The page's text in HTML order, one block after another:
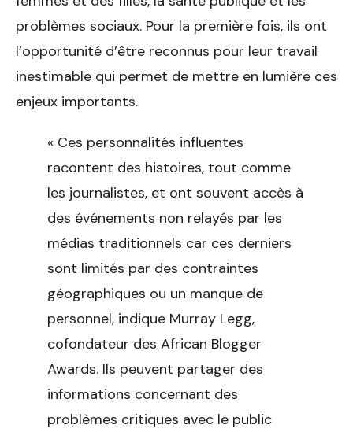
problèmes sociaux. Pour la première fois, ils ont
l’opportunité d’être reconnus pour leur travail
inestimable qui permet de mettre en lumière ces
enjeux importants.
« Ces personnalités influentes
racontent des histoires, tout comme
les journalistes, et ont souvent accès à
des événements non relayés par les
médias traditionnels car ces derniers
sont limités par des contraintes
géographiques ou un manque de
personnel, indique Murray Legg,
cofondateur des African Blogger
Awards. Ils peuvent partager des
informations concernant des
problèmes critiques avec le public